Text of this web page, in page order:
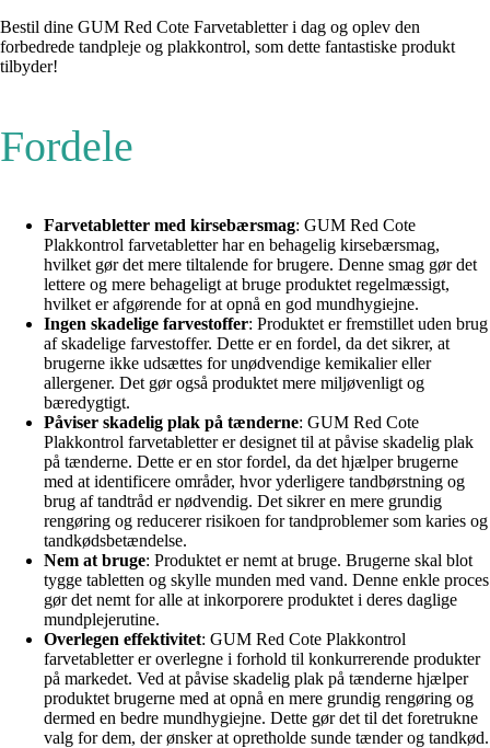
Bestil dine GUM Red Cote Farvetabletter i dag og oplev den
forbedrede tandpleje og plakkontrol, som dette fantastiske produkt
tilbyder!
Fordele
Farvetabletter med kirsebærsmag: GUM Red Cote
Plakkontrol farvetabletter har en behagelig kirsebærsmag,
hvilket gør det mere tiltalende for brugere. Denne smag gør det
lettere og mere behageligt at bruge produktet regelmæssigt,
hvilket er afgørende for at opnå en god mundhygiejne.
Ingen skadelige farvestoffer: Produktet er fremstillet uden brug
af skadelige farvestoffer. Dette er en fordel, da det sikrer, at
brugerne ikke udsættes for unødvendige kemikalier eller
allergener. Det gør også produktet mere miljøvenligt og
bæredygtigt.
Påviser skadelig plak på tænderne: GUM Red Cote
Plakkontrol farvetabletter er designet til at påvise skadelig plak
på tænderne. Dette er en stor fordel, da det hjælper brugerne
med at identificere områder, hvor yderligere tandbørstning og
brug af tandtråd er nødvendig. Det sikrer en mere grundig
rengøring og reducerer risikoen for tandproblemer som karies og
tandkødsbetændelse.
Nem at bruge: Produktet er nemt at bruge. Brugerne skal blot
tygge tabletten og skylle munden med vand. Denne enkle proces
gør det nemt for alle at inkorporere produktet i deres daglige
mundplejerutine.
Overlegen effektivitet: GUM Red Cote Plakkontrol
farvetabletter er overlegne i forhold til konkurrerende produkter
på markedet. Ved at påvise skadelig plak på tænderne hjælper
produktet brugerne med at opnå en mere grundig rengøring og
dermed en bedre mundhygiejne. Dette gør det til det foretrukne
valg for dem, der ønsker at opretholde sunde tænder og tandkød.